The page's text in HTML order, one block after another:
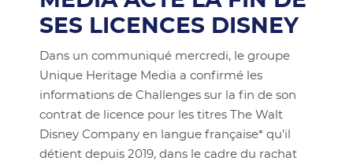
SES LICENCES DISNEY
Dans un communiqué mercredi, le groupe
Unique Heritage Media a confirmé les
informations de Challenges sur la fin de son
contrat de licence pour les titres The Walt
Disney Company en langue française* qu’il
détient depuis 2019, dans le cadre du rachat